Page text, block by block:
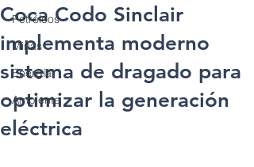
Petróleos
Minas
Energía
Ambiente
Coca Codo Sinclair
implementa moderno
sistema de dragado para
optimizar la generación
eléctrica